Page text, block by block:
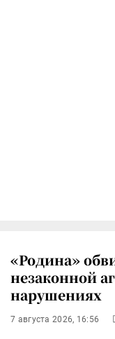
«Родина»
незаконной
нарушениях
7 августа 2026, 16:56